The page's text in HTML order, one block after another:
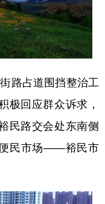
路占道围挡整治工
极回应群众诉求，
民路交会处东南侧
民市场——裕民市